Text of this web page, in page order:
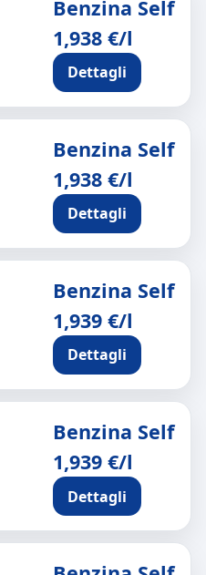
Benzina Self
1,938 €/l
Dettagli
Benzina Self
1,938 €/l
Dettagli
Benzina Self
1,939 €/l
Dettagli
Benzina Self
1,939 €/l
Dettagli